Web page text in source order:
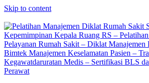
Skip to content